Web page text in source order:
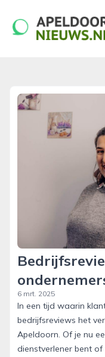
apeldoornsnieuws.nl
6 mrt. 2025
In een tijd waarin
bedrijfsreviews het
Apeldoorn. Of je nu
dienstverlener bent